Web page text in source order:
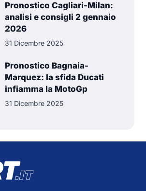
Pronostico Cagliari-Milan:
analisi e consigli 2 gennaio
2026
31 Dicembre 2025
Pronostico Bagnaia-
Marquez: la sfida Ducati
infiamma la MotoGp
31 Dicembre 2025